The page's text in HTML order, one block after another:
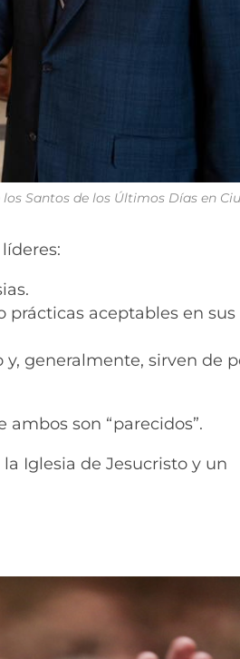
Santos de los Últimos Días en
prácticas aceptables en sus
generalmente, sirven de
son “parecidos”.
Iglesia de Jesucristo y un